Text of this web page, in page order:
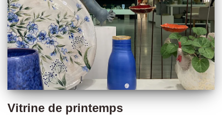
Vitrine de printemps